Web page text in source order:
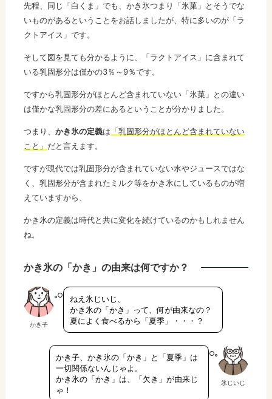
先程、同じ「白くま」でも、かき氷つまり「氷菓」とそうでな
いものがあるということをお話しましたが、特に多いのが「ラ
クトアイス」です。
そして図を見ても分かるように、「ラクトアイス」に含まれて
いる乳固形分は僅かの3％～9％です。
ですから乳固形分がほとんど含まれていない「氷菓」との違い
は僅かな乳固形分の差にあるということが分かりました。
つまり、 かき氷の定義は 「乳固形分がほとんど含まれていない
こと」 だと言えます。
ですが現代では乳固形分が含まれていない水やジュースではな
く、乳固形分が含まれたミルク等をかき氷にしているものが増
えていますから、
かき氷の定義は時代と共に変化を続けているのかもしれません
ね。
かき氷の「かき」の由来は何ですか？
かき子
ねえ氷じいじ、
かき氷の「かき」って、何が由来なの？
夏によく食べるから「夏季」・・・？
氷じいじ
かき子、かき氷の「かき」と「夏季」は
一切関係ないんじゃよ。
かき氷の「かき」は、「欠き」が由来じ
ゃ！